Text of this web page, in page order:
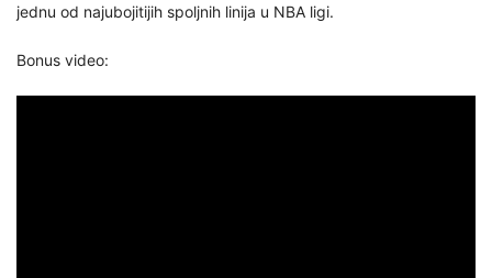
jednu od najubojitijih spoljnih linija u NBA ligi.
Bonus video: